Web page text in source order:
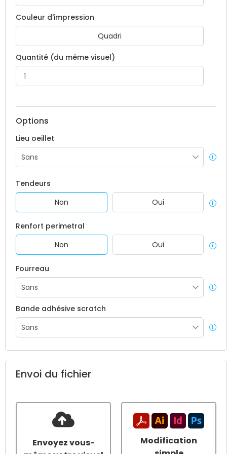
Couleur d'impression
Quadri
Quantité (du même visuel)
Options
Lieu oeillet
Tendeurs
Non
Oui
Renfort perimetral
Non
Oui
Fourreau
Bande adhésive scratch
Envoi du fichier
Envoyez vous-
Modification